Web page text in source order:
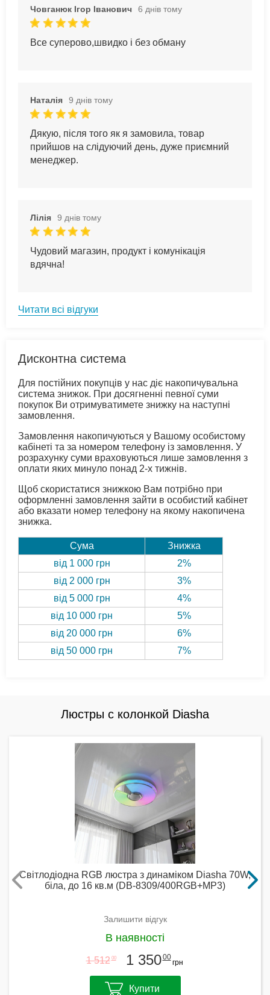
Човганюк Ігор Іванович 6 днів тому
Все суперово,швидко і без обману
Наталія 9 днів тому
Дякую, після того як я замовила, товар
прийшов на слідуючий день, дуже приємний
менеджер.
Лілія 9 днів тому
Чудовий магазин, продукт і комунікація
вдячна!
Читати всі відгуки
Дисконтна система
Для постійних покупців у нас діє накопичувальна
система знижок. При досягненні певної суми
покупок Ви отримуватимете знижку на наступні
замовлення.
Замовлення накопичуються у Вашому особистому
кабінеті та за номером телефону із замовлення. У
розрахунку суми враховуються лише замовлення з
оплати яких минуло понад 2-х тижнів.
Щоб скористатися знижкою Вам потрібно при
оформленні замовлення зайти в особистий кабінет
або вказати номер телефону на якому накопичена
знижка.
Сума
Знижка
від 1 000 грн
2%
від 2 000 грн
3%
від 5 000 грн
4%
від 10 000 грн
5%
від 20 000 грн
6%
від 50 000 грн
7%
Люстры с колонкой Diasha
Світлодіодна RGB люстра з динаміком Diasha 70W,
біла, до 16 кв.м (DB-8309/400RGB+MP3)
Залишити відгук
В наявності
1 512 00 1 35000
грн
Купити